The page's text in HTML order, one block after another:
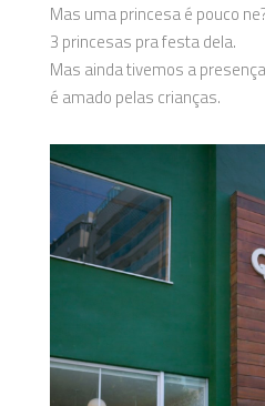
Mas uma princesa é pouco
3 princesas pra festa dela.
Mas ainda tivemos a
é amado pelas crianças.